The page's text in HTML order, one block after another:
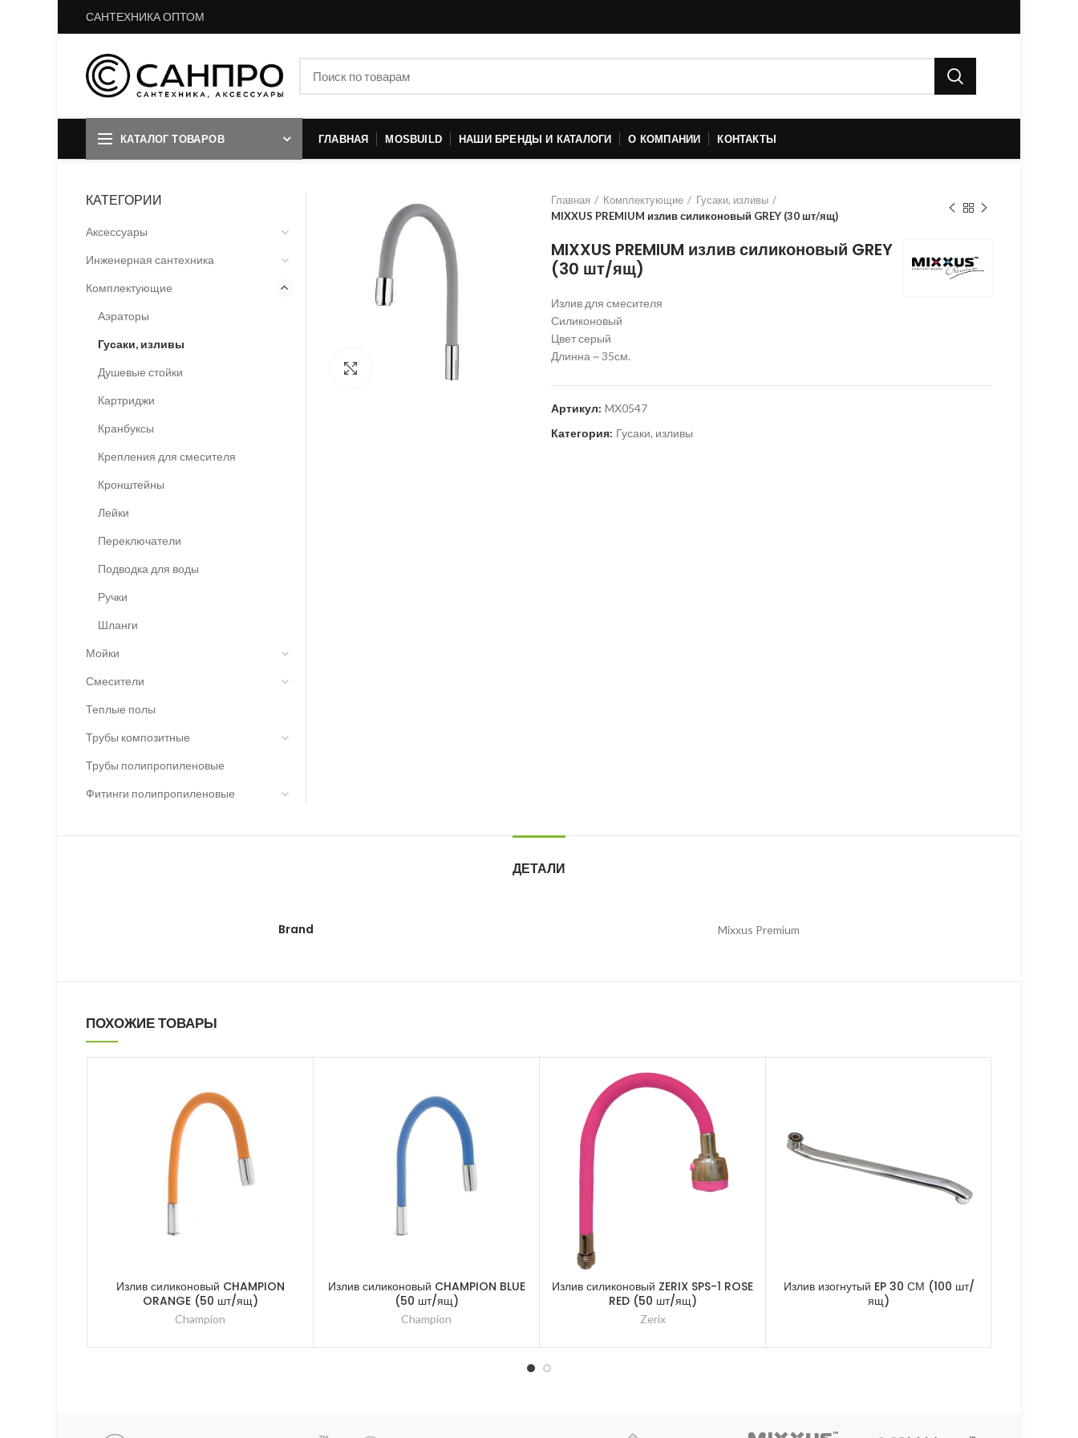
САНТЕХНИКА ОПТОМ
КАТАЛОГ ТОВАРОВ ГЛАВНАЯ MOSBUILD НАШИ БРЕНДЫ И КАТАЛОГИ О КОМПАНИИ КОНТАКТЫ
Нажмите для увеличения
Главная Комплектующие
Гусаки, изливы
MIXXUS PREMIUM излив силиконовый GREY (30 шт/ящ)
MIXXUS PREMIUM излив силиконовый GREY
(30 шт/ящ)
Излив для смесителя
Силиконовый
Цвет серый
Длинна ~ 35см.
Артикул: MX0547
Категория: Гусаки, изливы
КАТЕГОРИИ
Аксессуары
Инженерная сантехника
Комплектующие
Аэраторы
Гусаки, изливы
Душевые стойки
Картриджи
Кранбуксы
Крепления для смесителя
Кронштейны
Лейки
Переключатели
Подводка для воды
Ручки
Шланги
Мойки
Смесители
Теплые полы
Трубы композитные
Трубы полипропиленовые
Фитинги полипропиленовые
ДЕТАЛИ
Brand Mixxus Premium
ПОХОЖИЕ ТОВАРЫ
Излив силиконовый CHAMPION
ORANGE (50 шт/ящ)
Champion
Излив силиконовый CHAMPION BLUE
(50 шт/ящ)
Champion
Излив силиконовый ZERIX SPS-1 ROSE
RED (50 шт/ящ)
Zerix
Излив изогнутый EP 30 СМ (100 шт/
ящ)